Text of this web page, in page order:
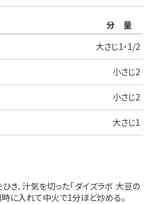
分量
大さじ1・1/2
小さじ2
小さじ2
大さじ1
き、汁気を切った「ダイズラボ 大豆の
時に入れて中火で1分ほど炒める。